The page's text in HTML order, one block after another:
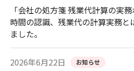
「会社の処方箋 残業代計算の実
時間の認識、残業代の計算実務と
ました。
2026年6月22日 お知らせ